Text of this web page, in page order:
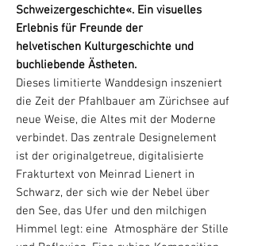
Schweizergeschichte«. Ein visuelles
Erlebnis für Freunde der
helvetischen Kulturgeschichte und
buchliebende Ästheten.
Dieses limitierte Wanddesign inszeniert
die Zeit der Pfahlbauer am Zürichsee auf
neue Weise, die Altes mit der Moderne
verbindet. Das zentrale Designelement
ist der originalgetreue, digitalisierte
Frakturtext von Meinrad Lienert in
Schwarz, der sich wie der Nebel über
den See, das Ufer und den milchigen
Himmel legt: eine Atmosphäre der Stille